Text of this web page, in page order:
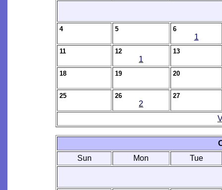
4 5 6
1
11 12
1
13
18 19 20
25 26
2
27
Sun
Mon Tue